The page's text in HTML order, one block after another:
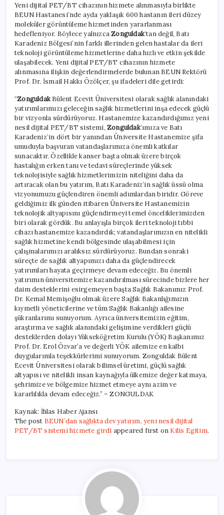
Yeni dijital PET/BT cihazının hizmete alınmasıyla birlikte
BEUN Hastanesi’nde ayda yaklaşık 600 hastanın ileri düzey
moleküler görüntüleme hizmetinden yararlanması
hedefleniyor. Böylece yalnızcaZonguldak‘tan değil, Batı
Karadeniz Bölgesi’nin farklı illerinden gelen hastalar da ileri
teknoloji görüntüleme hizmetlerine daha hızlı ve etkin şekilde
ulaşabilecek. Yeni dijital PET/BT cihazının hizmete
alınmasına ilişkin değerlendirmelerde bulunan BEUN Rektörü
Prof. Dr. İsmail Hakkı Özölçer, şu ifadeleri dile getirdi:
“Zonguldak Bülent Ecevit Üniversitesi olarak sağlık alanındaki
yatırımlarımızı geleceğin sağlık hizmetlerini inşa edecek güçlü
bir vizyonla sürdürüyoruz. Hastanemize kazandırdığımız yeni
nesil dijital PET/BT sistemi, Zonguldak‘ımıza ve Batı
Karadeniz’in dört bir yanından Üniversite Hastanemize şifa
umuduyla başvuran vatandaşlarımıza önemli katkılar
sunacaktır. Özellikle kanser başta olmak üzere birçok
hastalığın erken tanı ve tedavi süreçlerinde yüksek
teknolojisiyle sağlık hizmetlerimizin niteliğini daha da
artıracak olan bu yatırım, Batı Karadeniz’in sağlık üssü olma
vizyonumuzu güçlendiren önemli adımlardan biridir. Göreve
geldiğimiz ilk günden itibaren Üniversite Hastanemizin
teknolojik altyapısını güçlendirmeyi temel önceliklerimizden
biri olarak gördük. Bu anlayışla birçok ileri teknoloji tıbbi
cihazı hastanemize kazandırdık; vatandaşlarımızın en nitelikli
sağlık hizmetine kendi bölgesinde ulaşabilmesi için
çalışmalarımızı aralıksız sürdürüyoruz. Bundan sonraki
süreçte de sağlık altyapımızı daha da güçlendirecek
yatırımları hayata geçirmeye devam edeceğiz. Bu önemli
yatırımın üniversitemize kazandırılması sürecinde bizlere her
daim desteklerini esirgemeyen başta Sağlık Bakanımız Prof.
Dr. Kemal Memişoğlu olmak üzere Sağlık Bakanlığımızın
kıymetli yöneticilerine ve tüm Sağlık Bakanlığı ailesine
şükranlarımı sunuyorum. Ayrıca üniversitemizin eğitim,
araştırma ve sağlık alanındaki gelişimine verdikleri güçlü
desteklerden dolayı Yükseköğretim Kurulu (YÖK) Başkanımız
Prof. Dr. Erol Özvar’a ve değerli YÖK ailemize en kalbi
duygularımla teşekkürlerimi sunuyorum. Zonguldak Bülent
Ecevit Üniversitesi olarak bilimsel üretimi, güçlü sağlık
altyapısı ve nitelikli insan kaynağıyla ülkemize değer katmaya,
şehrimize ve bölgemize hizmet etmeye aynı azim ve
kararlılıkla devam edeceğiz.” – ZONGULDAK
Kaynak: İhlas Haber Ajansı
The post BEUN’dan sağlıkta dev yatırım, yeni nesil dijital
PET/BT sistemi hizmete girdi appeared first on Kilis Egitim.